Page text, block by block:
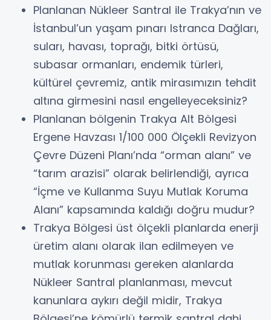
Planlanan Nükleer Santral ile Trakya’nın ve
İstanbul’un yaşam pınarı Istranca Dağları,
suları, havası, toprağı, bitki örtüsü,
subasar ormanları, endemik türleri,
kültürel çevremiz, antik mirasımızın tehdit
altına girmesini nasıl engelleyeceksiniz?
Planlanan bölgenin Trakya Alt Bölgesi
Ergene Havzası 1/100 000 Ölçekli Revizyon
Çevre Düzeni Planı’nda “orman alanı” ve
“tarım arazisi” olarak belirlendiği, ayrıca
“İçme ve Kullanma Suyu Mutlak Koruma
Alanı” kapsamında kaldığı doğru mudur?
Trakya Bölgesi üst ölçekli planlarda enerji
üretim alanı olarak ilan edilmeyen ve
mutlak korunması gereken alanlarda
Nükleer Santral planlanması, mevcut
kanunlara aykırı değil midir, Trakya